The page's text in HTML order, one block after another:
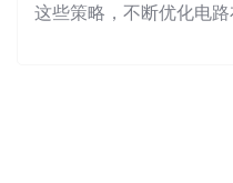
这些策略，不断优化电路